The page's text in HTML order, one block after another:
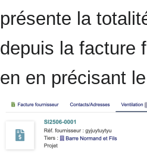
présente la
depuis la facture
en en précisant